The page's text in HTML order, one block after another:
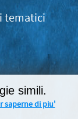
tematici
simili.
saperne di piu'